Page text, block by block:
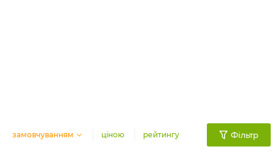
замовчуванням ціною рейтингу Фільтр